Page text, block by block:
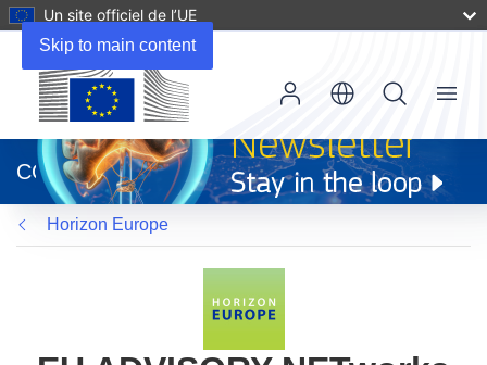
Skip to main content
Un site officiel de l’UE
dans
une
nouvelle
fenêtre)
CORDIS
Menu
Horizon Europe